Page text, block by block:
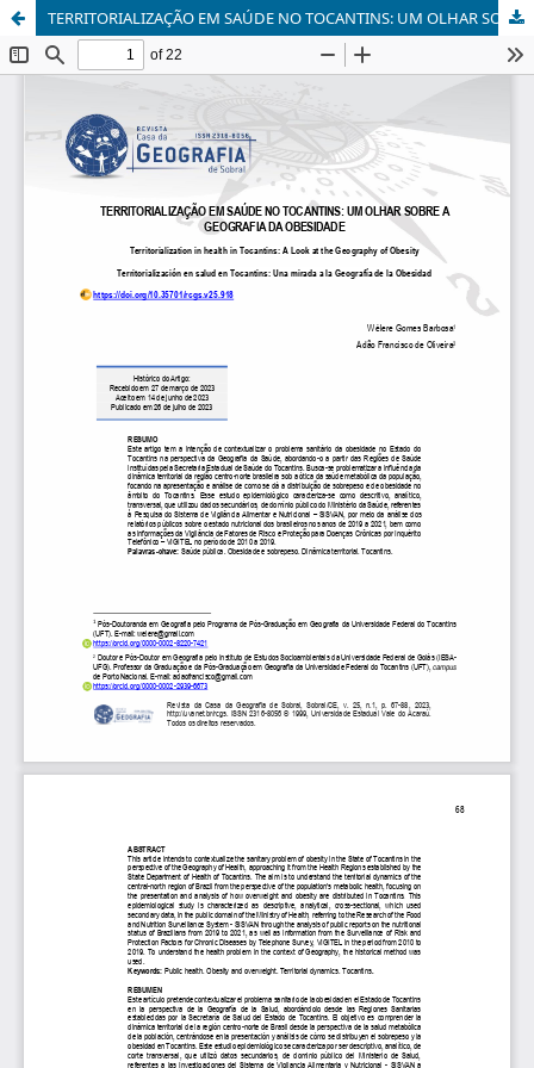
TERRITORIALIZAÇÃO EM SAÚDE NO TOCANTINS: UM OLHAR SOBRE A GEOGRAFIA DA OBESIDADE